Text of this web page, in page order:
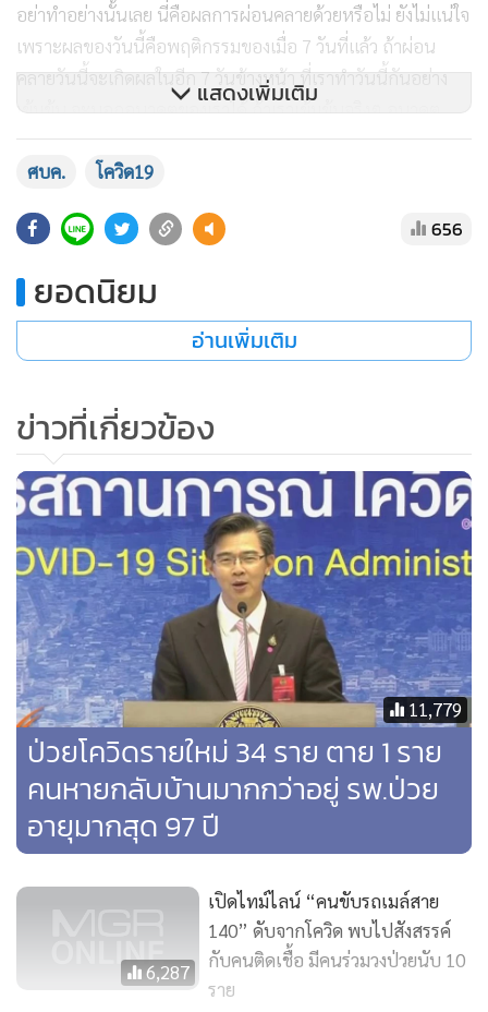
อย่าทำอย่างนั้นเลย นี่คือผลการผ่อนคลายด้วยหรือไม่ ยังไม่แน่ใจ
เพราะผลของวันนี้คือพฤติกรรมของเมื่อ 7 วันที่แล้ว ถ้าผ่อน
คลายวันนี้จะเกิดผลในอีก 7 วันข้างหน้า ที่เราทำวันนี้กันอย่าง
เข้มข้น จะบอกอนาคตของเราได้ ถ้าเราเข้มข้นจริงๆ อนาคต
ตัวเลขลดลงแน่ๆ แต่ถ้าผ่อนคลายจะไม่เป็นอย่างที่ว่า” นพ.ทวี
ศิลป์กล่าว
สูงขึ้นต่อเนื่อง อย่างที่ประเทศอินโดนีเซียล่าสุด เขาออกมายอม
รับว่ามีการปิดบังตัวเลขผู้ติดเชื้อ แต่ตอนนี้ต้องเปิดเผยทุกอย่าง
ให้ประชาชนรับทราบตัวเลขที่แท้จริง เพราะหลักการจัดการ
ที่สุด ซึ่งประเทศไทยทำมาตั้งแต่ต้น ไม่มีใครคุมตัวเลข เราเปิดเผย
หมด เพื่อให้ประชาชนรับทราบและเป็นพลังในการร่วมมือกัน
ป้องกัน ส่วนอันดับโลกปัจจุบันเรามีผู้ติดเชื้อสะสมอยู่ที่อันดับ 50
เราได้รับคำชมจากองค์การอนามัยโลกประจำไทย ว่ามีระบบดูแล
สุขภาพถึงระดับครอบครัว มีอาสาสมัครสาธารณสุขประจำ
หมู่บ้าน (อสม.) จำนวน 1,040,000 กว่าคน ทำให้มีการดูแลใน
ระดับครัวเรือนอย่างใกล้ชิด ถือเป็นความภาคภูมิใจของไทย
เพราะองค์การสาธารณสุขระดับโลกที่มาประจำในประเทศไทย
ได้รายงานศักยภาพของเราให้ไปสู่เวทีโลก จึงต้องขอบคุณ
อสม.และทุกๆ ฝ่ายที่ช่วยกัน
“กราฟผู้ติดเชื้อของประเทศไทยค่อยๆ ขยับขึ้นไป แต่ยังไม่ชัน
และหากลงมากกว่านี้ยิ่งดี ตอนนี้ไม่มีประเทศไหนเป็นอย่างเรา
จะมีก็ฮ่องกงที่คล้ายกับเรา ขนาดญี่ปุ่นกับสิงคโปร์ก็ชันขึ้น ดังนั้น
12 ยก ของเราไม่รู้ว่ายกจะยาวนานแค่ไหน แต่ไม่ใช่วันนี้-พรุ่งนี้-7
วันนี้ ยังไม่ได้แน่นอน ต้องใช้เวลาเป็นเดือน เราต้องซีลไม่ให้เชื้อ
โรคเข้า” นพ.ทวีศิลป์กล่าว
แสดงเพิ่มเติม
ศบค. โควิด19
656
ยอดนิยม
อ่านเพิ่มเติม
ข่าวที่เกี่ยวข้อง
11,779
ป่วยโควิดรายใหม่ 34 ราย ตาย 1 ราย
คนหายกลับบ้านมากกว่าอยู่ รพ.ป่วย
อายุมากสุด 97 ปี
6,287
เปิดไทม์ไลน์ “คนขับรถเมล์สาย
140” ดับจากโควิด พบไปสังสรรค์
กับคนติดเชื้อ มีคนร่วมวงป่วยนับ 10
ราย